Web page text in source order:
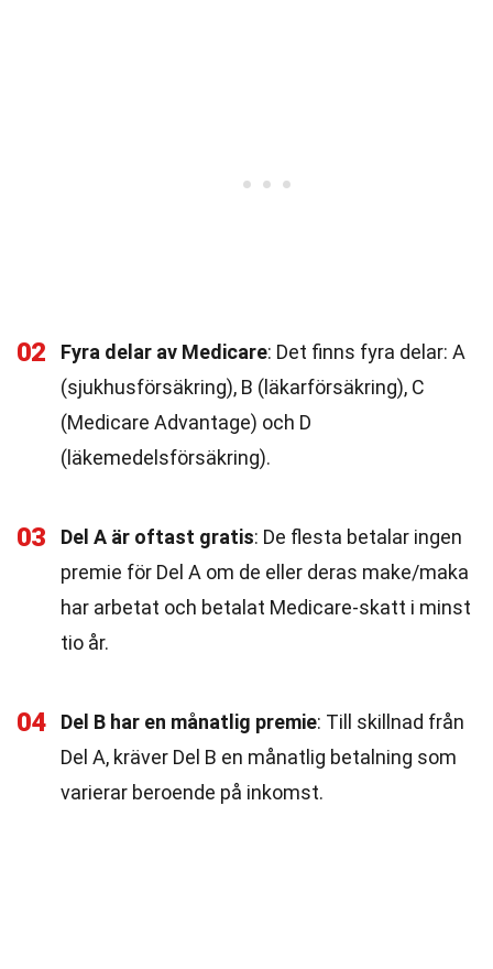
02 Fyra delar av Medicare: Det finns fyra delar: A
(sjukhusförsäkring), B (läkarförsäkring), C
(Medicare Advantage) och D
(läkemedelsförsäkring).
03 Del A är oftast gratis: De flesta betalar ingen
premie för Del A om de eller deras make/maka
har arbetat och betalat Medicare-skatt i minst
tio år.
04 Del B har en månatlig premie: Till skillnad från
Del A, kräver Del B en månatlig betalning som
varierar beroende på inkomst.